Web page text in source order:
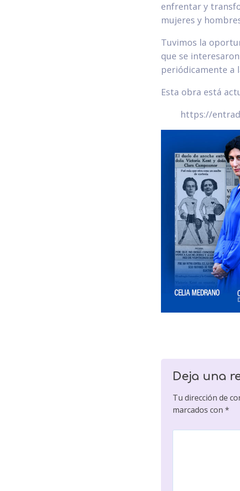
enfrentar y
mujeres y
Tuvimos la
que se
periódicamente a
Esta obra está
https://
Deja una
Tu dirección de
marcados con *